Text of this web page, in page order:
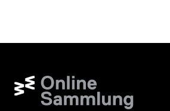
Wien Museum Online Sammlung